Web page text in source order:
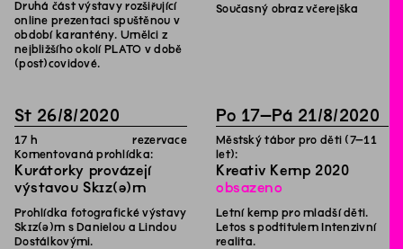
Druhá část výstavy rozšiřující
online prezentaci spuštěnou v
období karantény. Umělci z
nejbližšího okolí PLATO v době
(post)covidové.
Současný obraz včerejška
St 26/8/2020
17 h
rezervace
Komentovaná prohlídka:
Kurátorky provázejí
výstavou Skɪz(ə)m
Prohlídka fotografické výstavy
Skɪz(ə)m s Danielou a Lindou
Dostálkovými.
Po 17–Pá 21/8/2020
Městský tábor pro děti (7–11
let):
Kreativ Kemp 2020
obsazeno
Letní kemp pro mladší děti.
Letos s podtitulem Intenzivní
realita.